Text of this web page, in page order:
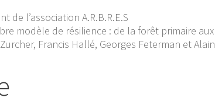
de l’association A.R.B.R.E.S
modèle de résilience : de la forêt primaire aux
Francis Hallé, Georges Feterman et Alain